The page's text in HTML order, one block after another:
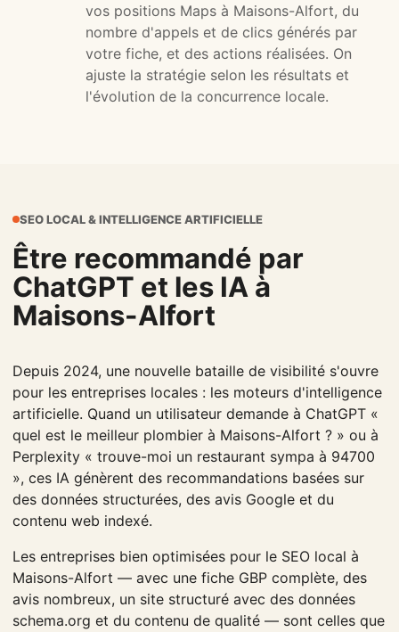
vos positions Maps à Maisons-Alfort, du
nombre d'appels et de clics générés par
votre fiche, et des actions réalisées. On
ajuste la stratégie selon les résultats et
l'évolution de la concurrence locale.
SEO LOCAL & INTELLIGENCE ARTIFICIELLE
Être recommandé par
ChatGPT et les IA à
Maisons-Alfort
Depuis 2024, une nouvelle bataille de visibilité s'ouvre
pour les entreprises locales : les moteurs d'intelligence
artificielle. Quand un utilisateur demande à ChatGPT «
quel est le meilleur plombier à Maisons-Alfort ? » ou à
Perplexity « trouve-moi un restaurant sympa à 94700
», ces IA génèrent des recommandations basées sur
des données structurées, des avis Google et du
contenu web indexé.
Les entreprises bien optimisées pour le SEO local à
Maisons-Alfort — avec une fiche GBP complète, des
avis nombreux, un site structuré avec des données
schema.org et du contenu de qualité — sont celles que